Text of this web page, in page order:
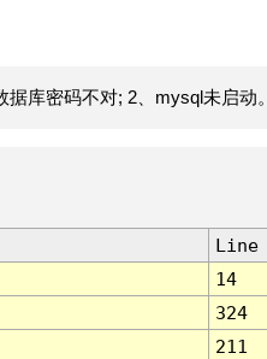
库密码不对; 2、mysql未启动。
Line
14
324
211